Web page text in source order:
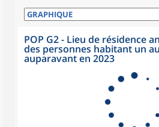
POP G2 - Lieu de résidence
des personnes habitant un
auparavant en 2023